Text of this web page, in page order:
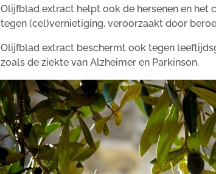
Olijfblad extract helpt ook de hersenen en het
tegen (cel)vernietiging, veroorzaakt door
Olijfblad extract beschermt ook tegen
zoals de ziekte van Alzheimer en Parkinson.